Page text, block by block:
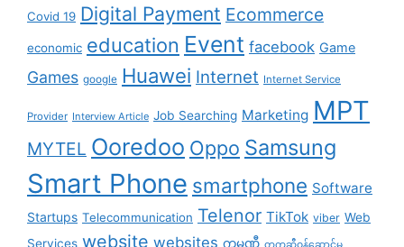
Covid 19 Digital Payment Ecommerce
economic education Event facebook Game
Games google Huawei Internet Internet Service
Provider Interview Article Job Searching Marketing MPT
MYTEL Ooredoo Oppo Samsung
Smart Phone smartphone Software
Startups Telecommunication Telenor TikTok viber Web
Services website websites ကုမ္ပဏီ တက္ကဆီဝန်ဆောင်မှု